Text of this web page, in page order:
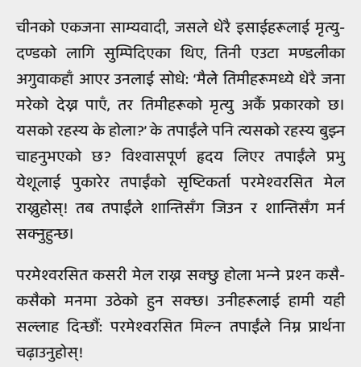
चीनको एकजना साम्यवादी, जसले धेरै इसाईहरूलाई मृत्यु-
दण्डको लागि सुम्पिदिएका थिए, तिनी एउटा मण्डलीका
अगुवाकहाँ आएर उनलाई सोधे: ‘मैले तिमीहरूमध्ये धेरै जना
मरेको देख्न पाएँ, तर तिमीहरूको मृत्यु अर्कै प्रकारको छ।
यसको रहस्य के होला?’ के तपाईंले पनि त्यसको रहस्य बुझ्न
चाहनुभएको छ? विश्‍वासपूर्ण हृदय लिएर तपाईंले प्रभु
येशूलाई पुकारेर तपाईंको सृष्टिकर्ता परमेश्‍वरसित मेल
राख्नुहोस्! तब तपाईंले शान्तिसँग जिउन र शान्तिसँग मर्न
सक्नुहुन्छ।
परमेश्‍वरसित कसरी मेल राख्न सक्छु होला भन्‍ने प्रश्‍न कसै-
कसैको मनमा उठेको हुन सक्छ। उनीहरूलाई हामी यही
सल्लाह दिन्छौं: परमेश्‍वरसित मिल्न तपाईंले निम्न प्रार्थना
चढ़ाउनुहोस्!